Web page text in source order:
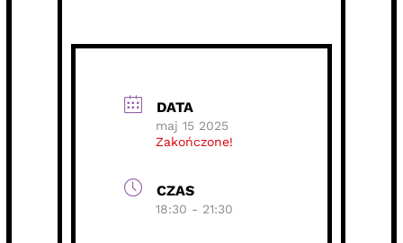
DATA
maj 15 2025
Zakończone!
CZAS
18:30 - 21:30